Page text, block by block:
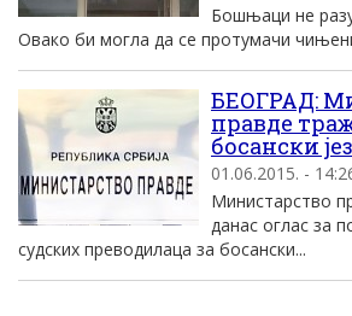
Бошњаци не
Овако би могла да се протумачи
БЕОГРАД:
правде
босански
01.06.2015. -
Министарство
данас оглас за
судских преводилаца за босански...